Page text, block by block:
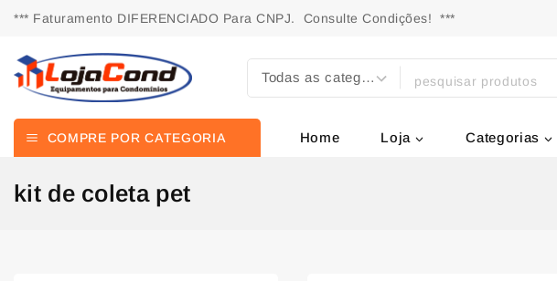
*** Faturamento DIFERENCIADO Para CNPJ. Consulte Condições! ***
COMPRE POR CATEGORIA Home Loja Categorias
kit de coleta pet